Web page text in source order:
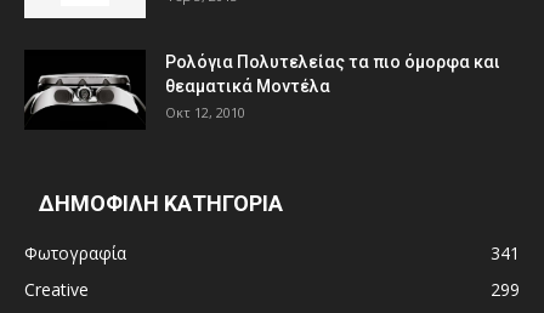
Ρολόγια Πολυτελείας τα πιο όμορφα και
θεαματικά Μοντέλα
Οκτ 12, 2010
ΔΗΜΟΦΙΛΗ ΚΑΤΗΓΟΡΙΑ
Φωτογραφία
341
Creative
299